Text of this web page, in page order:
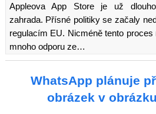
Appleova App Store je už
zahrada. Přísné politiky se začaly
regulacím EU. Nicméně tento
mnoho odporu ze…
WhatsApp plánuje
obrázek v